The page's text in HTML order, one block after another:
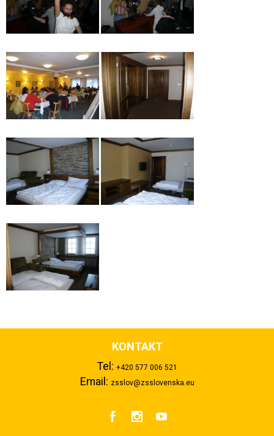
KONTAKT
Tel: +420 577 006 521
Email: zsslov@zsslovenska.eu
  